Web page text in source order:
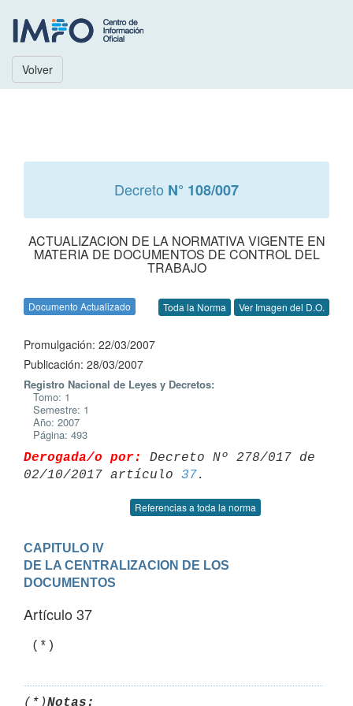
Volver
Decreto N° 108/007
ACTUALIZACION DE LA NORMATIVA VIGENTE EN
MATERIA DE DOCUMENTOS DE CONTROL DEL
TRABAJO
Documento Actualizado Toda la Norma Ver Imagen del D.O.
Promulgación: 22/03/2007
Publicación: 28/03/2007
Registro Nacional de Leyes y Decretos:
Tomo: 1
Semestre: 1
Año: 2007
Página: 493
Derogada/o por:
Decreto Nº 278/017 de
02/10/2017 artículo 37
Referencias a toda la norma
CAPITULO IV
DE LA CENTRALIZACION DE LOS
DOCUMENTOS
Artículo 37
(*)
(*)Notas: